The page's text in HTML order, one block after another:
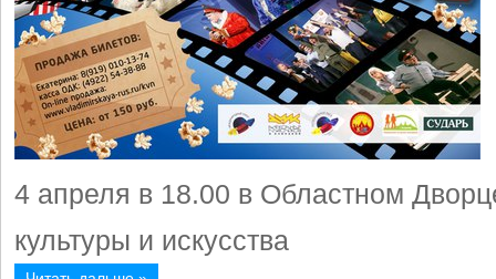
4 апреля в 18.00 в Областном
культуры и искусства